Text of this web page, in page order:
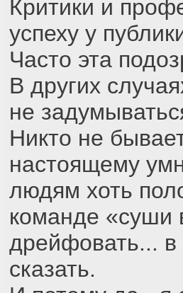
Критики и
успеху у
Часто эта
В других
не
Никто не
настоящему
людям хоть
команде «суши
дрейфовать...
сказать.